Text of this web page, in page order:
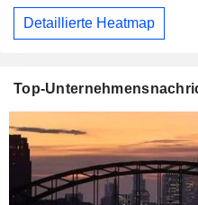
Detaillierte Heatmap
Top-